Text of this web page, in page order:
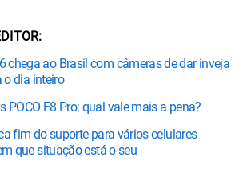
chega ao Brasil com câmeras de dar inveja
o dia inteiro
POCO F8 Pro: qual vale mais a pena?
fim do suporte para vários celulares
que situação está o seu